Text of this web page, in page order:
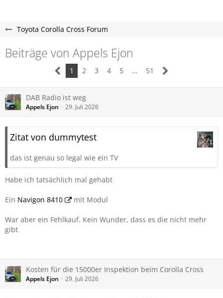
Toyota Corolla Cross Forum
Beiträge von Appels Ejon
1 2 3 4 5 … 51
DAB Radio ist weg
Appels Ejon 29. Juli 2026
Zitat von dummytest
das ist genau so legal wie ein TV
Habe ich tatsächlich mal gehabt
Ein Navigon 8410 mit Modul
War aber ein Fehlkauf. Kein Wunder, dass es die nicht mehr
gibt
Kosten für die 15000er Inspektion beim Corolla Cross
Appels Ejon 29. Juli 2026